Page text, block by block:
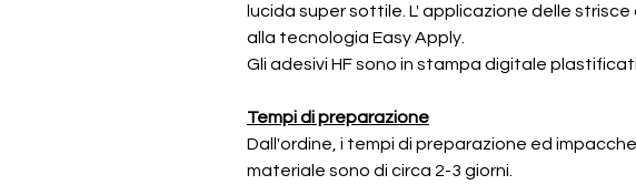
lucida super sottile. L' applicazione delle
alla tecnologia Easy Apply.
Gli adesivi HF sono in stampa digitale
Tempi di preparazione
Dall'ordine, i tempi di preparazione ed
materiale sono di circa 2-3 giorni.